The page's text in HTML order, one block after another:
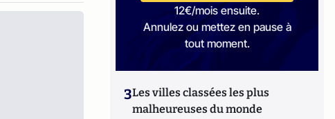
12€/mois ensuite.
Annulez ou mettez en pause à
tout moment.
3Les villes classées les plus
malheureuses du monde